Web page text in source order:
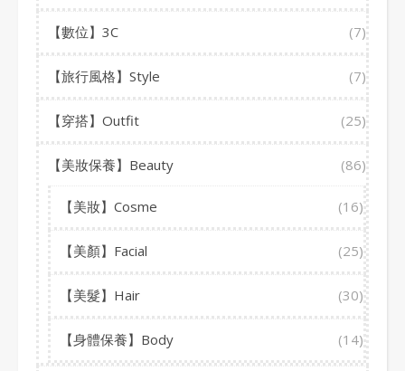
【數位】3C (7)
【旅行風格】Style (7)
【穿搭】Outfit (25)
【美妝保養】Beauty (86)
【美妝】Cosme (16)
【美顏】Facial (25)
【美髮】Hair (30)
【身體保養】Body (14)